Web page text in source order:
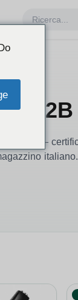
B2B
discreti —
italiano.